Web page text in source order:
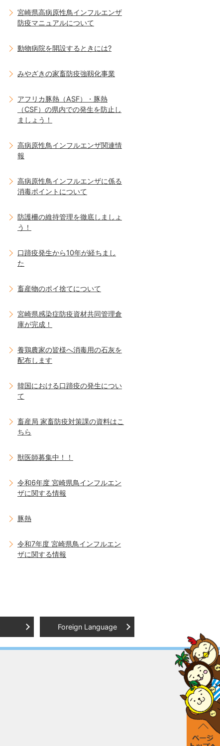
宮崎県高病原性鳥インフルエンザ
防疫マニュアルについて
動物病院を開設するときには?
みやざきの家畜防疫強靱化事業
アフリカ豚熱（ASF）・豚熱
（CSF）の県内での発生を防止し
ましょう！
高病原性鳥インフルエンザ関連情
報
高病原性鳥インフルエンザに係る
消毒ポイントについて
防護柵の維持管理を徹底しましょ
う！
口蹄疫発生から10年が経ちまし
た
畜産物のポイ捨てについて
宮崎県感染症防疫資材共同管理倉
庫が完成！
養鶏農家の皆様へ消毒用の石灰を
配布します
韓国における口蹄疫の発生につい
て
畜産局 家畜防疫対策課の資料はこ
ちら
獣医師募集中！！
令和6年度 宮崎県鳥インフルエン
ザに関する情報
豚熱
令和7年度 宮崎県鳥インフルエン
ザに関する情報
Foreign Language